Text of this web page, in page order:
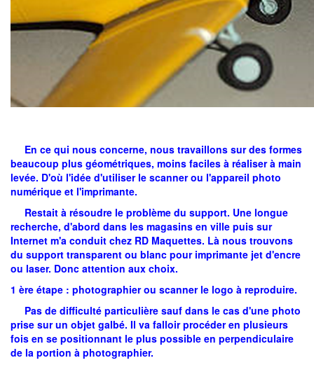
En ce qui nous concerne, nous travaillons sur des formes
beaucoup plus géométriques, moins faciles à réaliser à main
levée. D'où l'idée d'utiliser le scanner ou l'appareil photo
numérique et l'imprimante.
Restait à résoudre le problème du support. Une longue
recherche, d'abord dans les magasins en ville puis sur
Internet m'a conduit chez RD Maquettes. Là nous trouvons
du support transparent ou blanc pour imprimante jet d'encre
ou laser. Donc attention aux choix.
1 ère étape : photographier ou scanner le logo à reproduire.
Pas de difficulté particulière sauf dans le cas d'une photo
prise sur un objet galbé. Il va falloir procéder en plusieurs
fois en se positionnant le plus possible en perpendiculaire
de la portion à photographier.